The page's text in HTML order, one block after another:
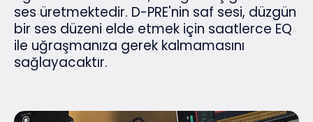
ses üretmektedir. D-PRE'nin saf sesi, düzgün
bir ses düzeni elde etmek için saatlerce EQ
ile uğraşmanıza gerek kalmamasını
sağlayacaktır.